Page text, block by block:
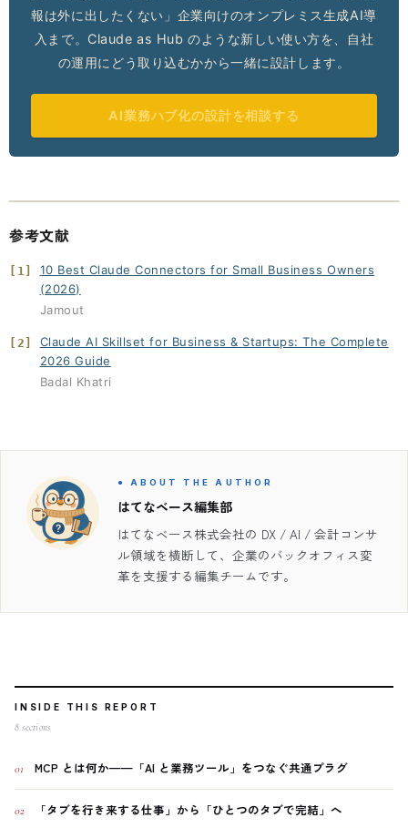
報は外に出したくない」企業向けのオンプレミス生成AI導
入まで。Claude as Hub のような新しい使い方を、自社
の運用にどう取り込むかから一緒に設計します。
AI業務ハブ化の設計を相談する
参考文献
[1]
10 Best Claude Connectors for Small Business Owners
(2026)
Jamout
[2]
Claude AI Skillset for Business & Startups: The Complete
2026 Guide
Badal Khatri
● ABOUT THE AUTHOR
はてなベース編集部
はてなベース株式会社の DX / AI / 会計コンサ
ル領域を横断して、企業のバックオフィス変
革を支援する編集チームです。
INSIDE THIS REPORT
8 sections
01 MCP とは何か——「AI と業務ツール」をつなぐ共通プラグ
02 「タブを行き来する仕事」から「ひとつのタブで完結」へ